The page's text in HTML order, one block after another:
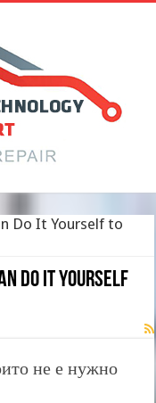
Do It Yourself to
Do It Yourself
не е нужно